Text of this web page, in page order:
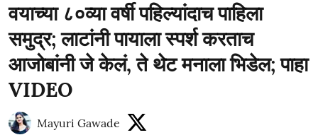
वयाच्या ८०व्या वर्षी पहिल्यांदाच पाहिला
समुद्र; लाटांनी पायाला स्पर्श करताच
आजोबांनी जे केलं, ते थेट मनाला भिडेल; पाहा
VIDEO
Mayuri Gawade